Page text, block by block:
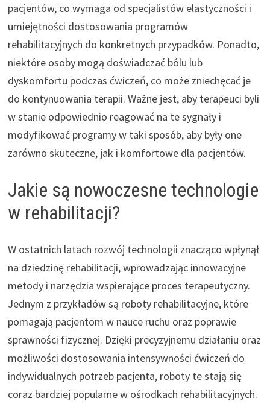
pacjentów, co wymaga od specjalistów elastyczności i
umiejętności dostosowania programów
rehabilitacyjnych do konkretnych przypadków. Ponadto,
niektóre osoby mogą doświadczać bólu lub
dyskomfortu podczas ćwiczeń, co może zniechęcać je
do kontynuowania terapii. Ważne jest, aby terapeuci byli
w stanie odpowiednio reagować na te sygnały i
modyfikować programy w taki sposób, aby były one
zarówno skuteczne, jak i komfortowe dla pacjentów.
Jakie są nowoczesne technologie
w rehabilitacji?
W ostatnich latach rozwój technologii znacząco wpłynął
na dziedzinę rehabilitacji, wprowadzając innowacyjne
metody i narzędzia wspierające proces terapeutyczny.
Jednym z przykładów są roboty rehabilitacyjne, które
pomagają pacjentom w nauce ruchu oraz poprawie
sprawności fizycznej. Dzięki precyzyjnemu działaniu oraz
możliwości dostosowania intensywności ćwiczeń do
indywidualnych potrzeb pacjenta, roboty te stają się
coraz bardziej popularne w ośrodkach rehabilitacyjnych.